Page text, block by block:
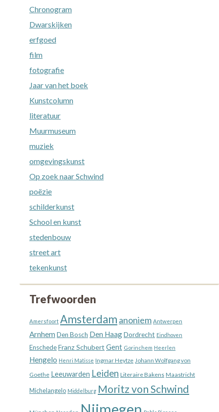
Chronogram
Dwarskijken
erfgoed
film
fotografie
Jaar van het boek
Kunstcolumn
literatuur
Muurmuseum
muziek
omgevingskunst
Op zoek naar Schwind
poëzie
schilderkunst
School en kunst
stedenbouw
street art
tekenkunst
Trefwoorden
Amersfoort Amsterdam anoniem Antwerpen
Arnhem Den Bosch Den HaagDordrecht Eindhoven
EnschedeFranz Schubert Gent Gorinchem Heerlen
Hengelo Henri Matisse Ingmar Heytze Johann Wolfgang von
Goethe Leeuwarden Leiden Literaire Bakens Maastricht
Michelangelo Middelburg Moritz von Schwind